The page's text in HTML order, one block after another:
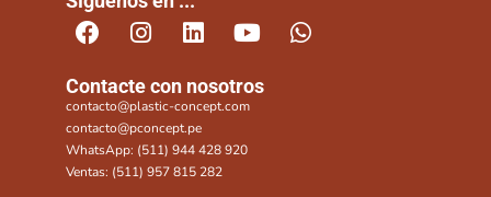
Contacte con nosotros
contacto@plastic-concept.com
contacto@pconcept.pe
WhatsApp: (511) 944 428 920
Ventas: (511) 957 815 282